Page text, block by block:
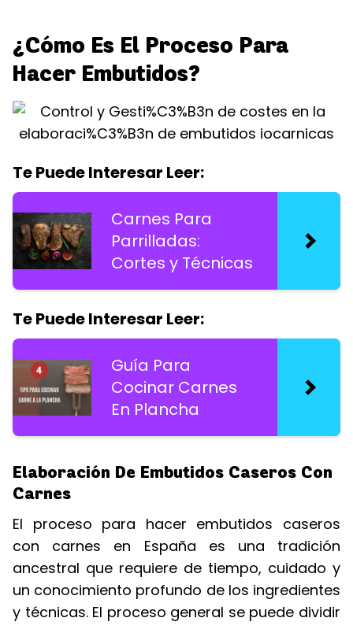
¿Cómo Es El Proceso Para
Hacer Embutidos?
Te Puede Interesar Leer:
Carnes Para
Parrilladas:
Cortes y Técnicas
Te Puede Interesar Leer:
Guía Para
Cocinar Carnes
En Plancha
Elaboración De Embutidos Caseros Con
Carnes
El proceso para hacer embutidos caseros
con carnes en España es una tradición
ancestral que requiere de tiempo, cuidado y
un conocimiento profundo de los ingredientes
y técnicas. El proceso general se puede dividir